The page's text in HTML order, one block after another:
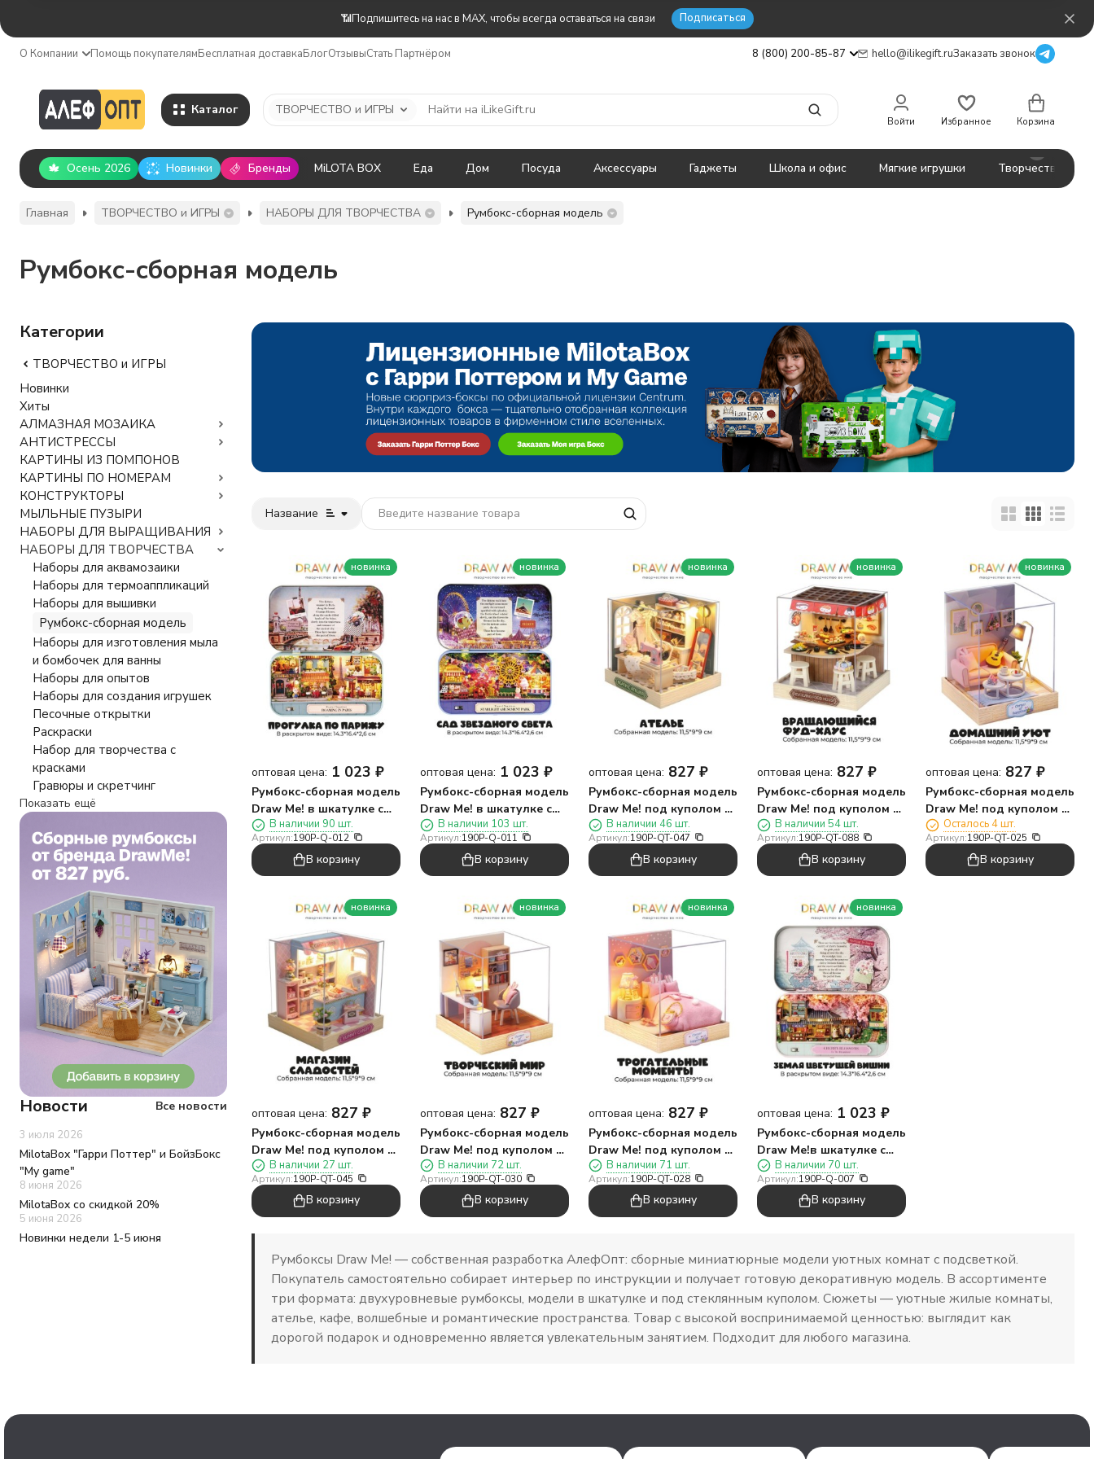
📶Подпишитесь на нас в MAX, чтобы всегда оставаться на связи Подписаться
О Компании Помощь покупателямБесплатная доставкаБлогОтзывыСтать Партнёром 8 (800) 200-85-87 hello@ilikegift.ruЗаказать звонок
Каталог ТВОРЧЕСТВО и ИГРЫ
Войти Избранное Корзина
Осень 2026 Новинки Бренды MiLOTA BOX Еда Дом Посуда Аксессуары Гаджеты Школа и офис Мягкие игрушки Творчество
Главная ТВОРЧЕСТВО и ИГРЫ НАБОРЫ ДЛЯ ТВОРЧЕСТВА Румбокс-сборная модель
Румбокс-сборная модель
Название
новинка
оптовая цена: 1 023 ₽
Румбокс-сборная модель
Draw Me! в шкатулке с
подсветкой"Прогулка по
Парижу", 14,3*8*3см
В наличии 90 шт.
Артикул:190P-Q-012
В корзину
новинка
оптовая цена: 1 023 ₽
Румбокс-сборная модель
Draw Me! в шкатулке с
подсветкой"Сад
Звездного Света",
14,3*8*3см
В наличии 103 шт.
Артикул:190P-Q-011
В корзину
новинка
оптовая цена: 827 ₽
Румбокс-сборная модель
Draw Me! под куполом с
подсветкой"Ателье",
11,5*9*9см
В наличии 46 шт.
Артикул:190P-QT-047
В корзину
новинка
оптовая цена: 827 ₽
Румбокс-сборная модель
Draw Me! под куполом с
подсветкой"Вращающийся
фуд-хаус", 11,5*9*9см
В наличии 54 шт.
Артикул:190P-QT-088
В корзину
новинка
оптовая цена: 827 ₽
Румбокс-сборная модель
Draw Me! под куполом с
подсветкой"Домашний
уют", 11,5*9*9см
Осталось 4 шт.
Артикул:190P-QT-025
В корзину
новинка
оптовая цена: 827 ₽
Румбокс-сборная модель
Draw Me! под куполом с
подсветкой"Магазин
сладостей", 11,5*9*9см
В наличии 27 шт.
Артикул:190P-QT-045
В корзину
новинка
оптовая цена: 827 ₽
Румбокс-сборная модель
Draw Me! под куполом с
подсветкой"Творческий
мир", 11,5*9*9см
В наличии 72 шт.
Артикул:190P-QT-030
В корзину
новинка
оптовая цена: 827 ₽
Румбокс-сборная модель
Draw Me! под куполом с
подсветкой"Трогательные
моменты", 11,5*9*9см
В наличии 71 шт.
Артикул:190P-QT-028
В корзину
новинка
оптовая цена: 1 023 ₽
Румбокс-сборная модель
Draw Me!в шкатулке с
подсветкой"Земля
цветущей вишни",
14,3*8*3см
В наличии 70 шт.
Артикул:190P-Q-007
В корзину
Румбоксы Draw Me! — собственная разработка АлефОпт: сборные миниатюрные модели уютных комнат с подсветкой.
Покупатель самостоятельно собирает интерьер по инструкции и получает готовую декоративную модель. В ассортименте
три формата: двухуровневые румбоксы, модели в шкатулке и под стеклянным куполом. Сюжеты — уютные жилые комнаты,
ателье, кафе, волшебные и романтические пространства. Товар с высокой воспринимаемой ценностью: выглядит как
дорогой подарок и одновременно является увлекательным занятием. Подходит для любого магазина.
Категории
ТВОРЧЕСТВО и ИГРЫ
Новинки
Хиты
АЛМАЗНАЯ МОЗАИКА
АНТИСТРЕССЫ
КАРТИНЫ ИЗ ПОМПОНОВ
КАРТИНЫ ПО НОМЕРАМ
КОНСТРУКТОРЫ
МЫЛЬНЫЕ ПУЗЫРИ
НАБОРЫ ДЛЯ ВЫРАЩИВАНИЯ
НАБОРЫ ДЛЯ ТВОРЧЕСТВА
Наборы для аквамозаики
Наборы для термоаппликаций
Наборы для вышивки
Румбокс-сборная модель
Наборы для изготовления мыла
и бомбочек для ванны
Наборы для опытов
Наборы для создания игрушек
Песочные открытки
Раскраски
Набор для творчества с
красками
Гравюры и скретчинг
Показать ещё
Новости Все новости
3 июля 2026
MilotaBox "Гарри Поттер" и БойзБокс
"My game"
8 июня 2026
MilotaBox со скидкой 20%
5 июня 2026
Новинки недели 1-5 июня